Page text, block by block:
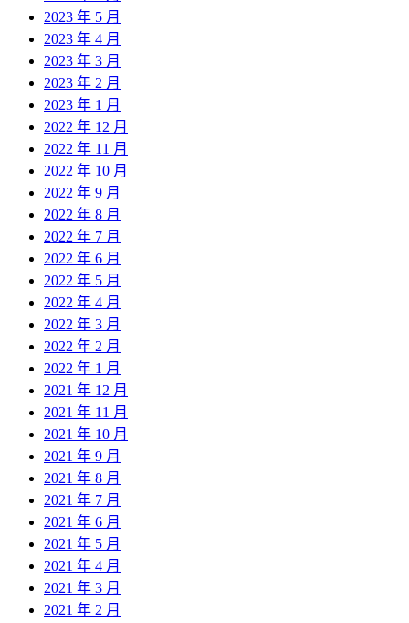
2023 年 5 月
2023 年 4 月
2023 年 3 月
2023 年 2 月
2023 年 1 月
2022 年 12 月
2022 年 11 月
2022 年 10 月
2022 年 9 月
2022 年 8 月
2022 年 7 月
2022 年 6 月
2022 年 5 月
2022 年 4 月
2022 年 3 月
2022 年 2 月
2022 年 1 月
2021 年 12 月
2021 年 11 月
2021 年 10 月
2021 年 9 月
2021 年 8 月
2021 年 7 月
2021 年 6 月
2021 年 5 月
2021 年 4 月
2021 年 3 月
2021 年 2 月